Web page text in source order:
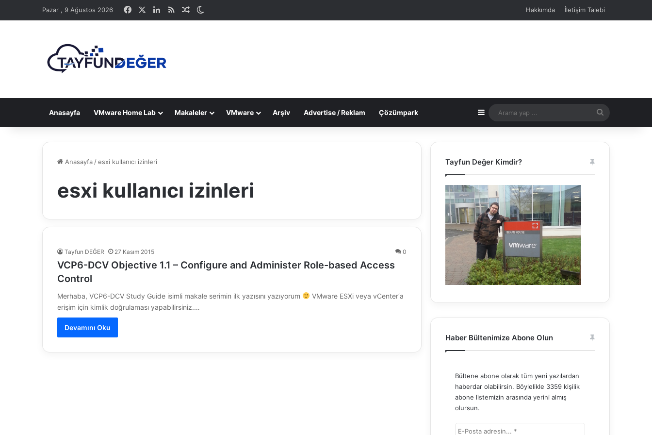
Pazar , 9 Ağustos 2026 Facebook LinkedIn
RSS Rastgele Makale Hakkımda İletişim Talebi
Anasayfa VMware Home Lab Makaleler VMware Arşiv Advertise / Reklam Çözümpark Kenar Bölmesi
yap
Anasayfa /esxi kullanıcı izinleri
esxi kullanıcı izinleri
Tayfun DEĞER 27 Kasım 2015 0
VCP6-DCV Objective 1.1 – Configure and Administer Role-based Access
Control
Merhaba, VCP6-DCV Study Guide isimli makale serimin ilk yazısını yazıyorum
VMware ESXi veya vCenter‘a
erişim için kimlik doğrulaması yapabilirsiniz.…
Devamını Oku
Tayfun Değer Kimdir?
Haber Bültenimize Abone Olun
Bültene abone olarak tüm yeni yazılardan
haberdar olabilirsin. Böylelikle 3359 kişilik
abone listemizin arasında yerini almış
olursun.